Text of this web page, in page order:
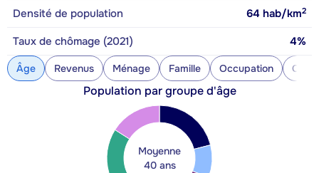
Densité de population 64 hab/km2
Taux de chômage (2021) 4%
Âge Revenus Ménage Famille Occupation
Population par groupe d'âge
Moyenne
40 ans